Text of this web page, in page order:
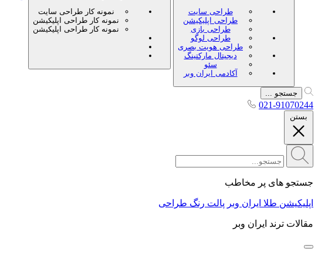
طراحی سایت
طراحی اپلیکیشن
طراحی بازی
طراحی لوگو
طراحی هویت بصری
دیجیتال مارکتینگ
سئو
آکادمی ایران وبر
نمونه کار طراحی سایت
نمونه کار طراحی اپلیکیشن
نمونه کار طراحی اپلیکیشن
جستجو ...
021-91070244
بستن
جستجو های پر مخاطب
اپلیکیشن طلا ایران وبر پالت رنگ طراحی
مقالات ترند ایران وبر